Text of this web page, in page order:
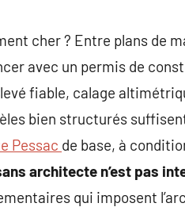
cher ? Entre plans de
avec un permis de
fiable, calage
bien structurés
Pessac de base, à
architecte n’est pas
qui imposent